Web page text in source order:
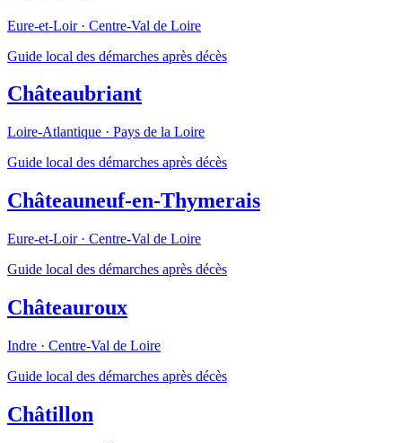
Eure-et-Loir· Centre-Val de Loire
Guide local des démarches après décès
Châteaubriant
Loire-Atlantique · Pays de la Loire
Guide local des démarches après décès
Châteauneuf-en-Thymerais
Eure-et-Loir· Centre-Val de Loire
Guide local des démarches après décès
Châteauroux
Indre · Centre-Val de Loire
Guide local des démarches après décès
Châtillon